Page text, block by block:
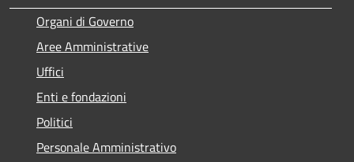
Organi di Governo
Aree Amministrative
Uffici
Enti e fondazioni
Politici
Personale Amministrativo